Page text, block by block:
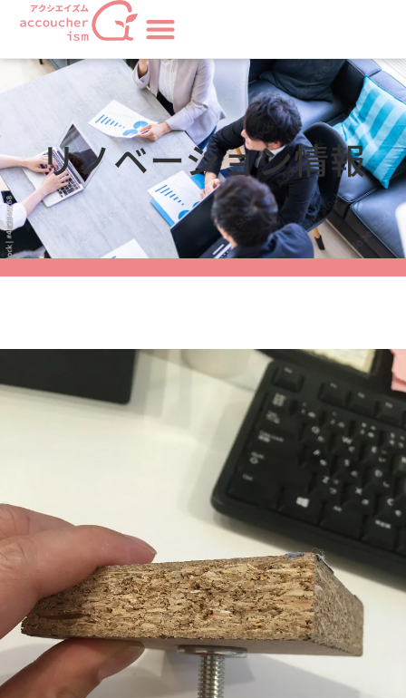
リノベーション情報